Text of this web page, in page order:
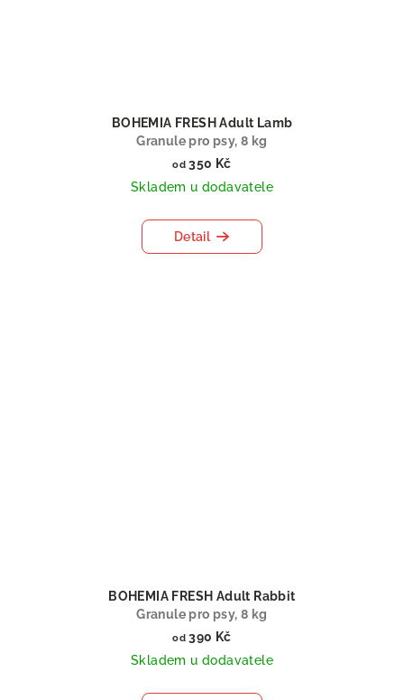
BOHEMIA FRESH Adult Lamb
Granule pro psy, 8 kg
od 350 Kč
Skladem u dodavatele
Detail
BOHEMIA FRESH Adult Rabbit
Granule pro psy, 8 kg
od 390 Kč
Skladem u dodavatele